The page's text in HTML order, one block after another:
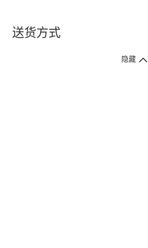
送货方式
1. 送货到府（受卫生署条例规管产品除外 ）
隐藏